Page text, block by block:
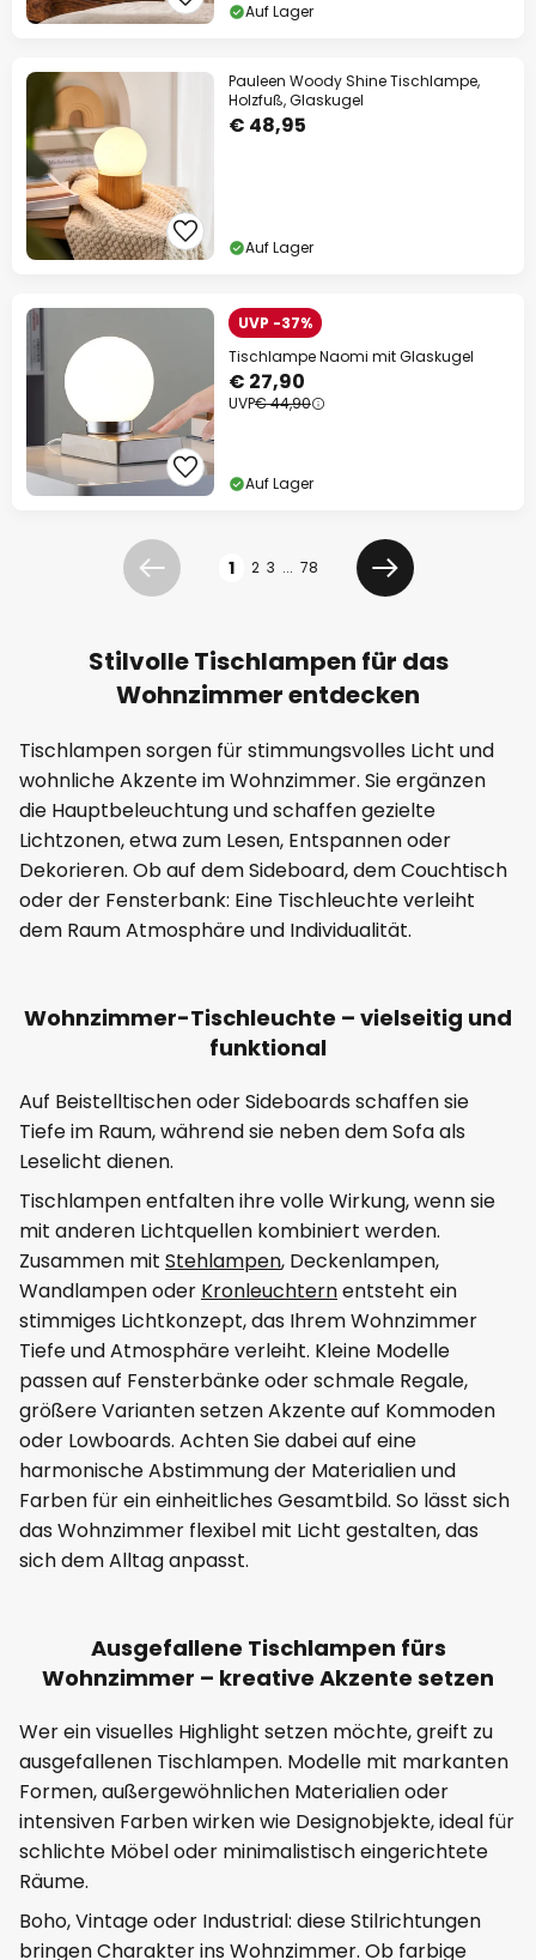
Auf Lager
Pauleen Woody Shine Tischlampe,
Holzfuß, Glaskugel
€ 48,95
Auf Lager
UVP -37%
Tischlampe Naomi mit Glaskugel
€ 27,90
UVP€ 44,90
Auf Lager
Zurück 1 2 3 ... 78
Weiter
Stilvolle Tischlampen für das
Wohnzimmer entdecken
Tischlampen sorgen für stimmungsvolles Licht und
wohnliche Akzente im Wohnzimmer. Sie ergänzen
die Hauptbeleuchtung und schaffen gezielte
Lichtzonen, etwa zum Lesen, Entspannen oder
Dekorieren. Ob auf dem Sideboard, dem Couchtisch
oder der Fensterbank: Eine Tischleuchte verleiht
dem Raum Atmosphäre und Individualität.
Wohnzimmer-Tischleuchte – vielseitig und
funktional
Auf Beistelltischen oder Sideboards schaffen sie
Tiefe im Raum, während sie neben dem Sofa als
Leselicht dienen.
Tischlampen entfalten ihre volle Wirkung, wenn sie
mit anderen Lichtquellen kombiniert werden.
Zusammen mit Stehlampen, Deckenlampen,
Wandlampen oder Kronleuchternentsteht ein
stimmiges Lichtkonzept, das Ihrem Wohnzimmer
Tiefe und Atmosphäre verleiht. Kleine Modelle
passen auf Fensterbänke oder schmale Regale,
größere Varianten setzen Akzente auf Kommoden
oder Lowboards. Achten Sie dabei auf eine
harmonische Abstimmung der Materialien und
Farben für ein einheitliches Gesamtbild. So lässt sich
das Wohnzimmer flexibel mit Licht gestalten, das
sich dem Alltag anpasst.
Ausgefallene Tischlampen fürs
Wohnzimmer – kreative Akzente setzen
Wer ein visuelles Highlight setzen möchte, greift zu
ausgefallenen Tischlampen. Modelle mit markanten
Formen, außergewöhnlichen Materialien oder
intensiven Farben wirken wie Designobjekte, ideal für
schlichte Möbel oder minimalistisch eingerichtete
Räume.
Boho, Vintage oder Industrial: diese Stilrichtungen
bringen Charakter ins Wohnzimmer. Ob farbige